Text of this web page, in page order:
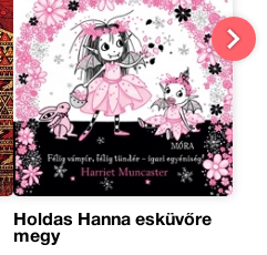
Holdas Hanna esküvőre
megy